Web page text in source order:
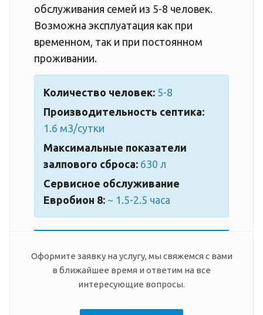
обслуживания семей из 5-8 человек.
Возможна эксплуатация как при
временном, так и при постоянном
проживании.
Количество человек: 5-8
Производительность септика:
1.6 м3/сутки
Максимальные показатели
залпового сброса: 630 л
Сервисное обслуживание
Евробион 8: ~ 1.5-2.5 часа
Оформите заявку на услугу, мы свяжемся с вами
в ближайшее время и ответим на все
интересующие вопросы.